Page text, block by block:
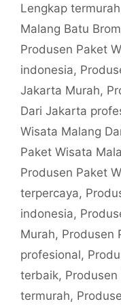
Lengkap termurah
Malang Batu
Produsen Paket
indonesia,
Jakarta Murah,
Dari Jakarta
Wisata Malang
Paket Wisata
Produsen Paket
terpercaya,
indonesia,
Murah, Produsen
profesional,
terbaik,
termurah,